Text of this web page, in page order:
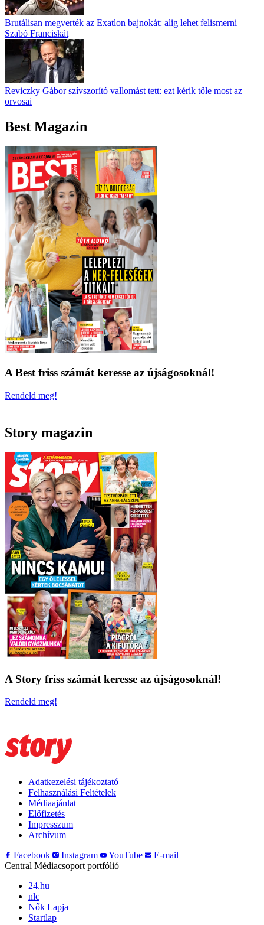
Brutálisan megverték az Exatlon bajnokát: alig lehet felismerni
Szabó Franciskát
Reviczky Gábor szívszorító vallomást tett: ezt kérik tőle most az
orvosai
Best Magazin
A Best friss számát keresse az újságosoknál!
Rendeld meg!
Story magazin
A Story friss számát keresse az újságosoknál!
Rendeld meg!
Adatkezelési tájékoztató
Felhasználási Feltételek
Médiaajánlat
Előfizetés
Impresszum
Archívum
Facebook
Instagram YouTube
E-mail
Central Médiacsoport portfólió
24.hu
nlc
Nők Lapja
Startlap